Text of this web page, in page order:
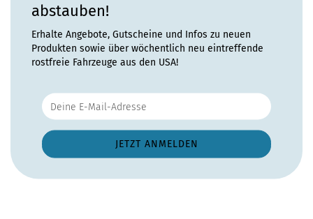
abstauben!
Erhalte Angebote, Gutscheine und Infos zu neuen
Produkten sowie über wöchentlich neu eintreffende
rostfreie Fahrzeuge aus den USA!